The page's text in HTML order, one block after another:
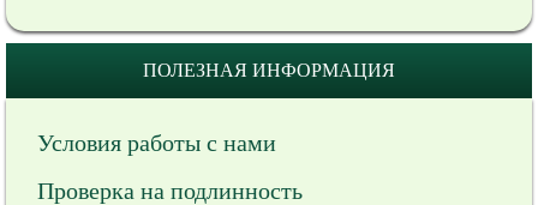
ПОЛЕЗНАЯ ИНФОРМАЦИЯ
Условия работы с нами
Проверка на подлинность